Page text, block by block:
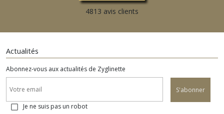
4813 avis clients
Actualités
Abonnez-vous aux actualités de Zyglinette
S'abonner
Je ne suis pas un robot